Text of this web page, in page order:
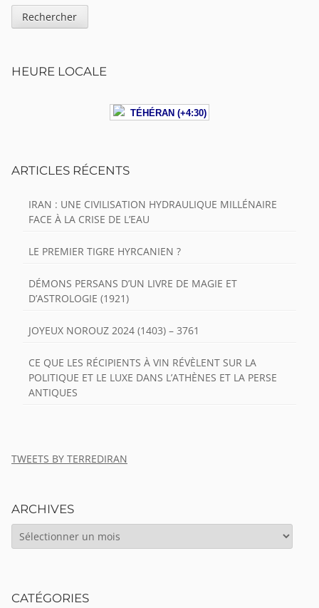
HEURE LOCALE
TÉHÉRAN (+4:30)
ARTICLES RÉCENTS
IRAN : UNE CIVILISATION HYDRAULIQUE MILLÉNAIRE
FACE À LA CRISE DE L’EAU
LE PREMIER TIGRE HYRCANIEN ?
DÉMONS PERSANS D’UN LIVRE DE MAGIE ET
D’ASTROLOGIE (1921)
JOYEUX NOROUZ 2024 (1403) – 3761
CE QUE LES RÉCIPIENTS À VIN RÉVÈLENT SUR LA
POLITIQUE ET LE LUXE DANS L’ATHÈNES ET LA PERSE
ANTIQUES
TWEETS BY TERREDIRAN
ARCHIVES
ARCHIVES
CATÉGORIES